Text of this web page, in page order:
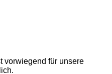
vorwiegend für unsere